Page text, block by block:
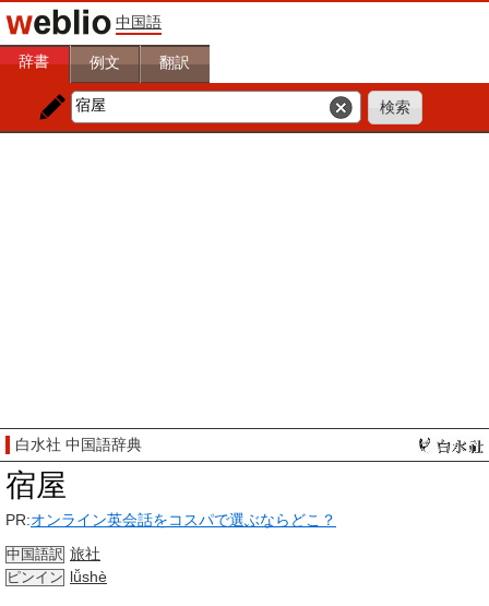
中国語
辞書 例文 翻訳
白水社 中国語辞典
宿屋
PR:オンライン英会話をコスパで選ぶならどこ？
中国語訳 旅社
ピンイン lǚshè